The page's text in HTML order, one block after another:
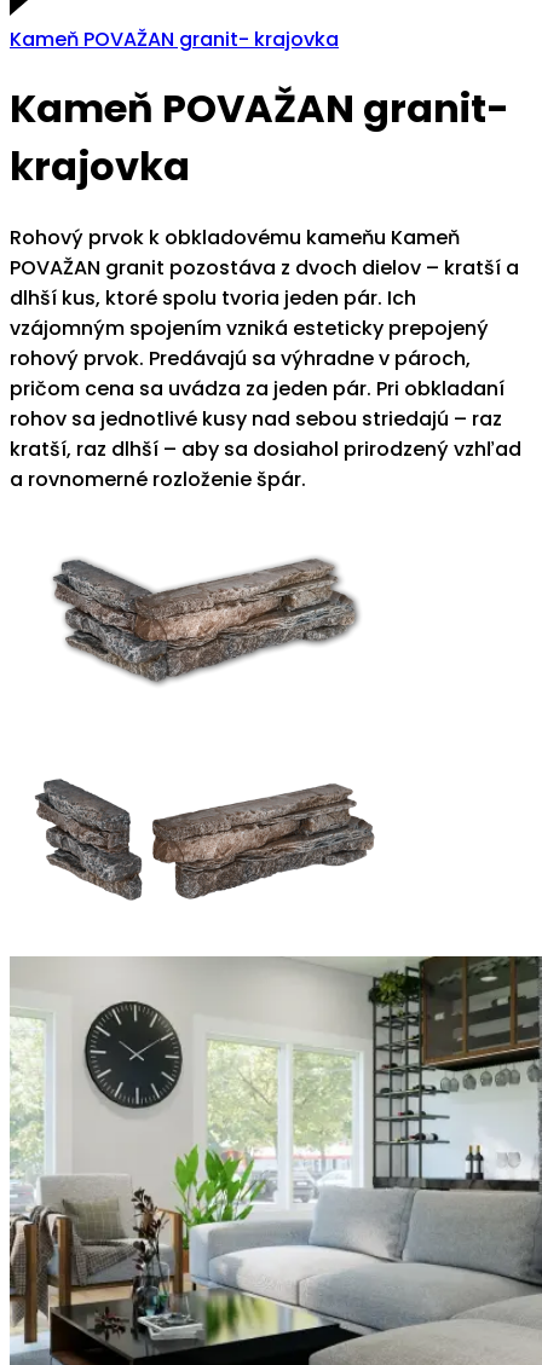
Kameň POVAŽAN granit- krajovka
Kameň POVAŽAN granit-
krajovka
Rohový prvok k obkladovému kameňu Kameň
POVAŽAN granit pozostáva z dvoch dielov – kratší a
dlhší kus, ktoré spolu tvoria jeden pár. Ich
vzájomným spojením vzniká esteticky prepojený
rohový prvok. Predávajú sa výhradne v pároch,
pričom cena sa uvádza za jeden pár. Pri obkladaní
rohov sa jednotlivé kusy nad sebou striedajú – raz
kratší, raz dlhší – aby sa dosiahol prirodzený vzhľad
a rovnomerné rozloženie špár.